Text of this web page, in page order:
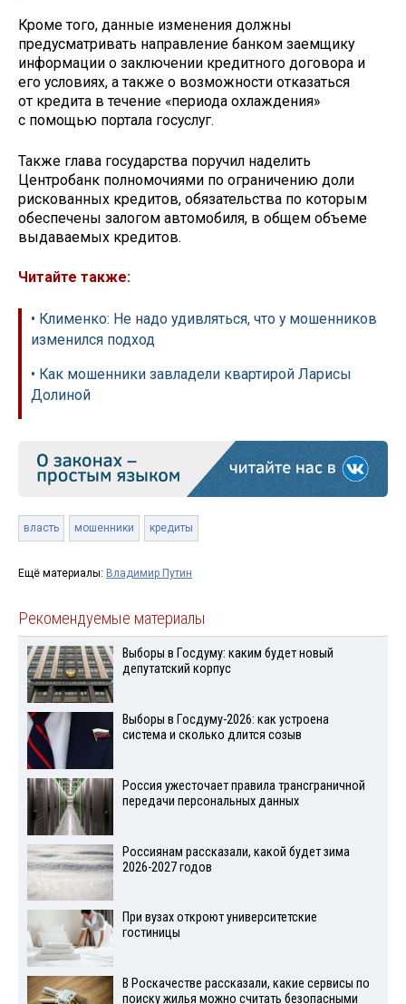
Кроме того, данные изменения должны
предусматривать направление банком заемщику
информации о заключении кредитного договора и
его условиях, а также о возможности отказаться
от кредита в течение «периода охлаждения»
с помощью портала госуслуг.
Также глава государства поручил наделить
Центробанк полномочиями по ограничению доли
рискованных кредитов, обязательства по которым
обеспечены залогом автомобиля, в общем объеме
выдаваемых кредитов.
Читайте также:
• Клименко: Не надо удивляться, что у мошенников
изменился подход
• Как мошенники завладели квартирой Ларисы
Долиной
власть мошенники кредиты
Ещё материалы: Владимир Путин
Рекомендуемые материалы
Выборы в Госдуму: каким будет новый
депутатский корпус
Выборы в Госдуму-2026: как устроена
система и сколько длится созыв
Россия ужесточает правила трансграничной
передачи персональных данных
Россиянам рассказали, какой будет зима
2026-2027 годов
При вузах откроют университетские
гостиницы
В Роскачестве рассказали, какие сервисы по
поиску жилья можно считать безопасными